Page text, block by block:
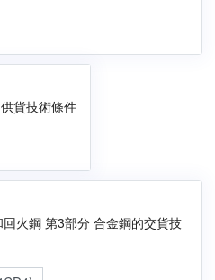
貨技術條件
回火鋼 第3部分 合金鋼的交貨技